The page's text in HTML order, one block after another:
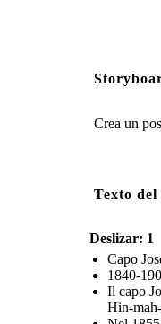
Crea un
Texto
Deslizar: 1
Capo
1840-
Il capo
Hin-